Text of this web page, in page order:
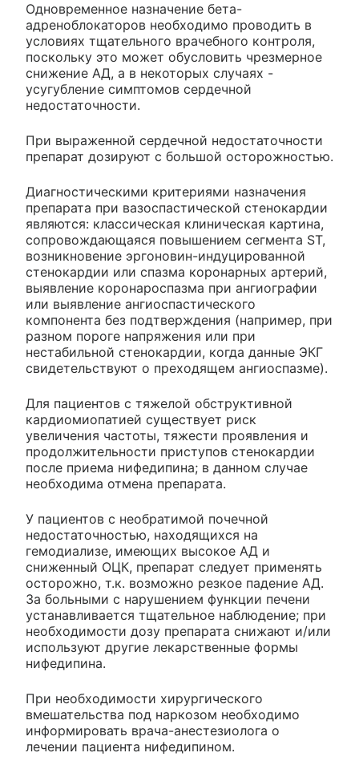
Одновременное назначение бета-
адреноблокаторов необходимо проводить в
условиях тщательного врачебного контроля,
поскольку это может обусловить чрезмерное
снижение АД, а в некоторых случаях -
усугубление симптомов сердечной
недостаточности.
При выраженной сердечной недостаточности
препарат дозируют с большой осторожностью.
Диагностическими критериями назначения
препарата при вазоспастической стенокардии
являются: классическая клиническая картина,
сопровождающаяся повышением сегмента ST,
возникновение эргоновин-индуцированной
стенокардии или спазма коронарных артерий,
выявление коронароспазма при ангиографии
или выявление ангиоспастического
компонента без подтверждения (например, при
разном пороге напряжения или при
нестабильной стенокардии, когда данные ЭКГ
свидетельствуют о преходящем ангиоспазме).
Для пациентов с тяжелой обструктивной
кардиомиопатией существует риск
увеличения частоты, тяжести проявления и
продолжительности приступов стенокардии
после приема нифедипина; в данном случае
необходима отмена препарата.
У пациентов с необратимой почечной
недостаточностью, находящихся на
гемодиализе, имеющих высокое АД и
сниженный ОЦК, препарат следует применять
осторожно, т.к. возможно резкое падение АД.
За больными с нарушением функции печени
устанавливается тщательное наблюдение; при
необходимости дозу препарата снижают и/или
используют другие лекарственные формы
нифедипина.
При необходимости хирургического
вмешательства под наркозом необходимо
информировать врача-анестезиолога о
лечении пациента нифедипином.